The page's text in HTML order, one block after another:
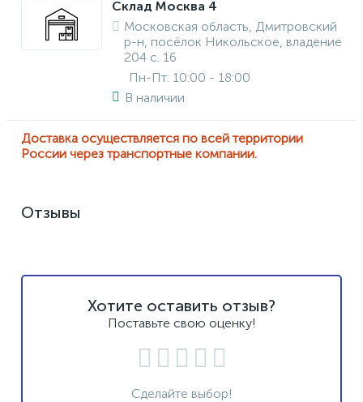
Склад Москва 4
Московская область, Дмитровский
р-н, посёлок Никольское, владение
204 с. 16
Пн-Пт: 10:00 - 18:00
В наличии
Доставка осуществляется по всей территории
России через транспортные компании.
Отзывы
Хотите оставить отзыв?
Поставьте свою оценку!
Сделайте выбор!